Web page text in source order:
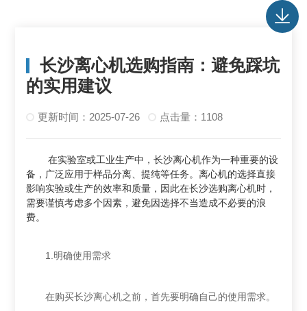
长沙离心机选购指南：避免踩坑
的实用建议
更新时间：2025-07-26 点击量：1108
在实验室或工业生产中，长沙离心机作为一种重要的设
备，广泛应用于样品分离、提纯等任务。离心机的选择直接
影响实验或生产的效率和质量，因此在长沙选购离心机时，
需要谨慎考虑多个因素，避免因选择不当造成不必要的浪
费。
1.明确使用需求
在购买长沙离心机之前，首先要明确自己的使用需求。